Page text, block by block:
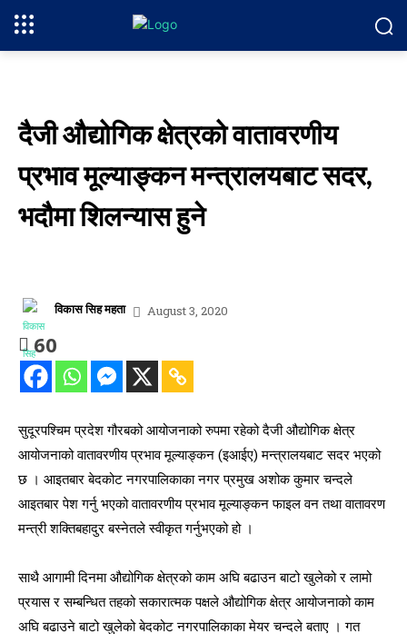
दैजी औद्योगिक क्षेत्रको वातावरणीय
प्रभाव मूल्याङ्कन मन्त्रालयबाट सदर,
भदौमा शिलन्यास हुने
विकास सिह महता August 3, 2020
60
सुदूरपश्चिम प्रदेश गौरबको आयोजनाको रुपमा रहेको दैजी औद्योगिक क्षेत्र
आयोजनाको वातावरणीय प्रभाव मूल्याङ्कन (इआईए) मन्त्रालयबाट सदर भएको
छ । आइतबार बेदकोट नगरपालिकाका नगर प्रमुख अशोक कुमार चन्दले
आइतबार पेश गर्नु भएको वातावरणीय प्रभाव मूल्याङ्कन फाइल वन तथा वातावरण
मन्त्री शक्तिबहादुर बस्नेतले स्वीकृत गर्नुभएको हो ।
साथै आगामी दिनमा औद्योगिक क्षेत्रको काम अघि बढाउन बाटो खुलेको र लामो
प्रयास र सम्बन्धित तहको सकारात्मक पक्षले औद्योगिक क्षेत्र आयोजनाको काम
अघि बढाउने बाटो खुलेको बेदकोट नगरपालिकाका मेयर चन्दले बताए । गत